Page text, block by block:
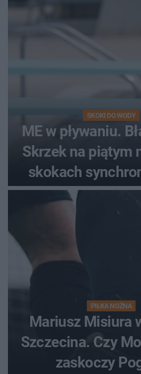
SKOKI DO WODY
ME w pływaniu.
Skrzek na piątym
skokach
PIŁKA NOŻNA
Mariusz Misiura
Szczecina. Czy
zaskoczy